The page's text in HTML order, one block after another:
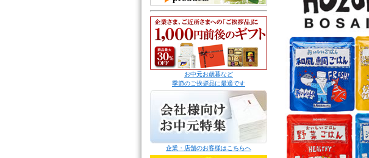
お中元お歳暮など
季節のご挨拶品に最適です
企業・店舗のお客様はこちらへ